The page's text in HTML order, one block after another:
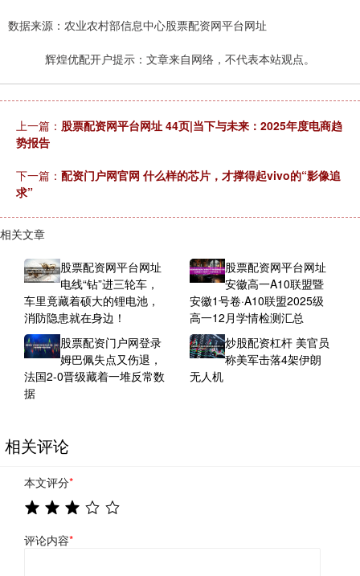
数据来源：农业农村部信息中心股票配资网平台网址
辉煌优配开户提示：文章来自网络，不代表本站观点。
上一篇： 股票配资网平台网址 44页|当下与未来：2025年度电商趋
势报告
下一篇： 配资门户网官网 什么样的芯片，才撑得起vivo的“影像追
求”
相关文章
股票配资网平台网址
电线“钻”进三轮车，
车里竟藏着硕大的锂电池，
消防隐患就在身边！
股票配资网平台网址
安徽高一A10联盟暨
安徽1号卷·A10联盟2025级
高一12月学情检测汇总
股票配资门户网登录
姆巴佩失点又伤退，
法国2-0晋级藏着一堆反常数
据
炒股配资杠杆 美官员
称美军击落4架伊朗
无人机
相关评论
本文评分*
评论内容*